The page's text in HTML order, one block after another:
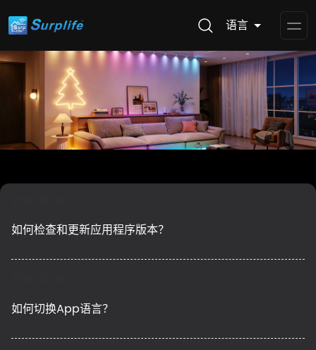
语言
如何检查和更新应用程序版本？
如何切换App语言？